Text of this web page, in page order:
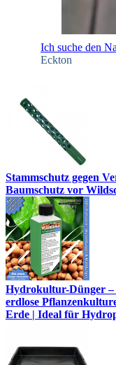
Ich suche den
Eckton
Stammschutz gegen
Baumschutz vor
Hydrokultur-Dünger –
erdlose
Erde | Ideal für